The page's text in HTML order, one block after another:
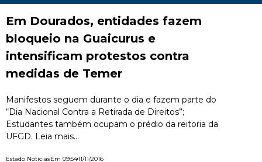
Em Dourados, entidades fazem
bloqueio na Guaicurus e
intensificam protestos contra
medidas de Temer
Manifestos seguem durante o dia e fazem parte do
“Dia Nacional Contra a Retirada de Direitos”;
Estudantes também ocupam o prédio da reitoria da
UFGD. Leia mais...
Estado NotíciasEm 09:5411/11/2016